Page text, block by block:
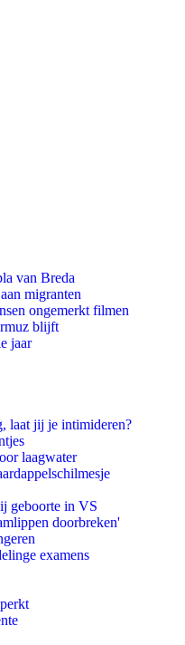
van Breda
migranten
ongemerkt filmen
blijft
jaar
laat jij je intimideren?
laagwater
geboorte in VS
doorbreken'
examens